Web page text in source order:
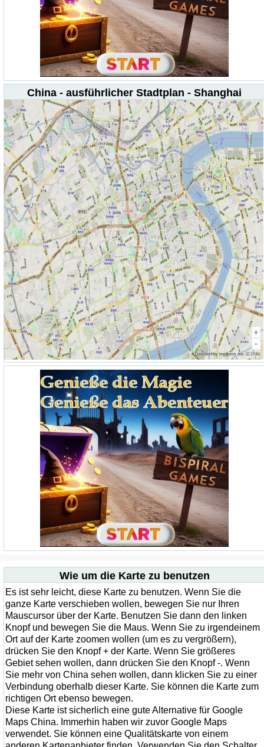
China - ausführlicher Stadtplan - Shanghai
Wie um die Karte zu benutzen
Es ist sehr leicht, diese Karte zu benutzen. Wenn Sie die
ganze Karte verschieben wollen, bewegen Sie nur Ihren
Mauscursor über der Karte. Benutzen Sie dann den linken
Knopf und bewegen Sie die Maus. Wenn Sie zu irgendeinem
Ort auf der Karte zoomen wollen (um es zu vergrößern),
drücken Sie den Knopf + der Karte. Wenn Sie größeres
Gebiet sehen wollen, dann drücken Sie den Knopf -. Wenn
Sie mehr von China sehen wollen, dann klicken Sie zu einer
Verbindung oberhalb dieser Karte. Sie können die Karte zum
richtigen Ort ebenso bewegen.
Diese Karte ist sicherlich eine gute Alternative für Google
Maps China. Immerhin haben wir zuvor Google Maps
verwendet. Sie können eine Qualitätskarte von einem